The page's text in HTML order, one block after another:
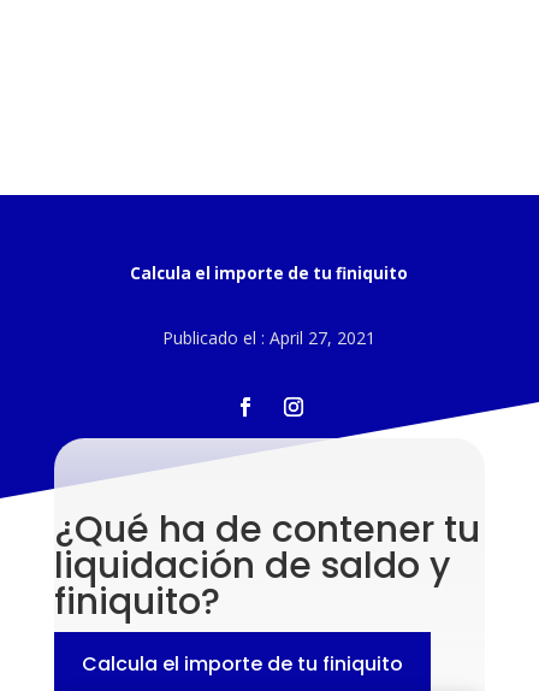
Calcula el importe de tu finiquito
Publicado el : April 27, 2021
¿Qué ha de contener tu
liquidación de saldo y
finiquito?
Calcula el importe de tu finiquito